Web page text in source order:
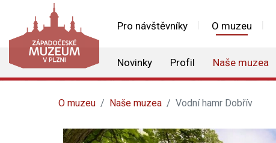
Pro návštěvníky O muzeu
Novinky Profil Naše muzea
O muzeu Naše muzea Vodní hamr Dobřív